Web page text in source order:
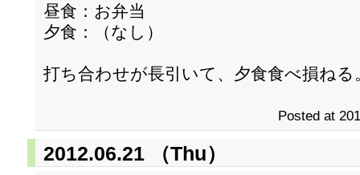
昼食：お弁当
夕食：（なし）
打ち合わせが長引いて、夕食食べ損ねる
Posted at
2012.06.21 （Thu）